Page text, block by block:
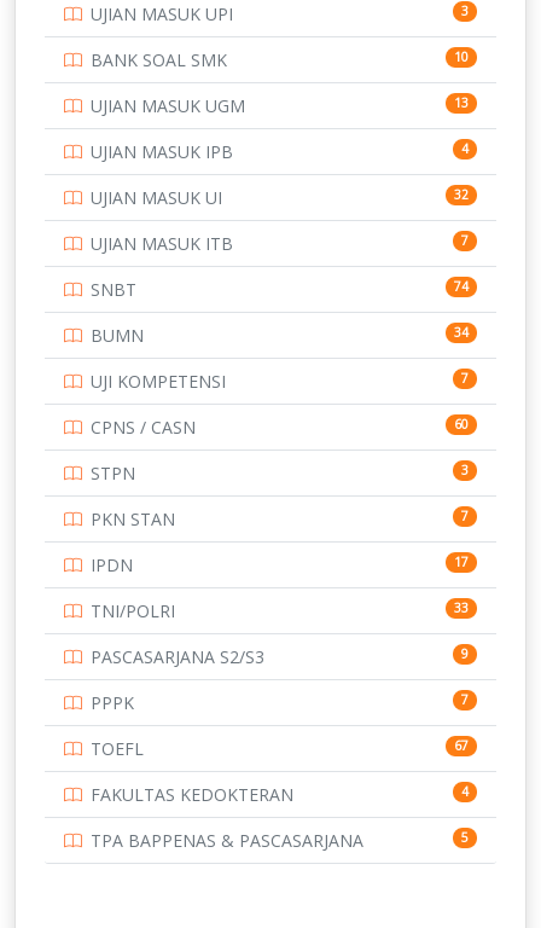
PTDI STTD 4
133
SMA 146
SMK 231
SMP 134
STIP 2
153
345
UNIVERSITAS AIRLANGGA 15
16
15
15
14
14
UNIVERSITAS CENDRAWASIH 14
15
219
11
134
UJIAN MASUK UPI 3
BANK SOAL SMK 10
UJIAN MASUK UGM 13
UJIAN MASUK IPB 4
UJIAN MASUK UI 32
UJIAN MASUK ITB 7
SNBT 74
BUMN 34
UJI KOMPETENSI 7
CPNS / CASN 60
STPN 3
PKN STAN 7
IPDN 17
TNI/POLRI 33
PASCASARJANA S2/S3 9
PPPK 7
TOEFL 67
FAKULTAS KEDOKTERAN 4
TPA BAPPENAS & PASCASARJANA 5